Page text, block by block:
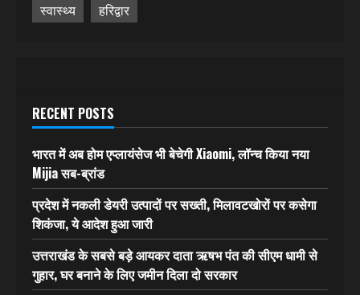
स्वास्थ्य
हरिद्वार
RECENT POSTS
भारत में अब होम एप्लायंसेज भी बेचेगी Xiaomi, लॉन्च किया नया
Mijia सब-ब्रांड
प्रदेश में नकली डेयरी उत्पादों पर सख्ती, मिलावटखोरों पर कसेगा
शिकंजा, ये आदेश हुआ जारी
उत्तराखंड के सबसे बड़े आयकर दाता ऋषभ पंत की सीएम धामी से
गुहार, घर बनाने के लिए जमीन दिला दो सरकार